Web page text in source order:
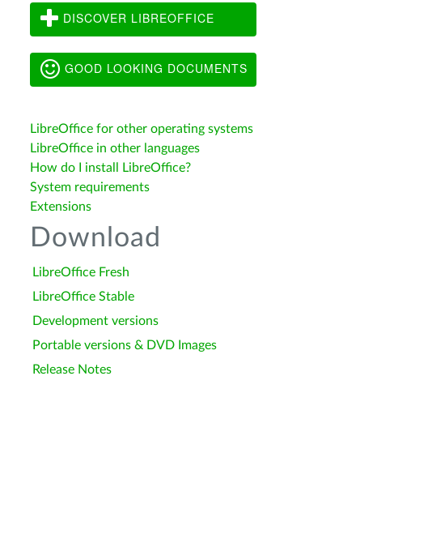
DISCOVER LIBREOFFICE
GOOD LOOKING DOCUMENTS
LibreOffice for other operating systems
LibreOffice in other languages
How do I install LibreOffice?
System requirements
Extensions
Download
LibreOffice Fresh
LibreOffice Stable
Development versions
Portable versions & DVD Images
Release Notes